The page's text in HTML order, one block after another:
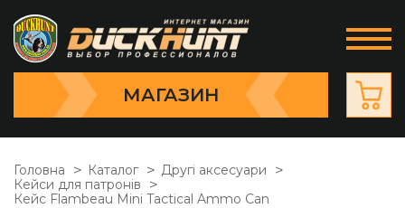
МАГАЗИН
Головна Каталог
Другі аксесуари
Кейси для патронів
Кейс Flambeau Mini Tactical Ammo Can